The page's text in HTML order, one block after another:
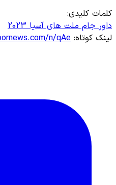
کلمات کلیدی:
داورجام ملت های آسیا 2023
لینک کوتاه: n/qAe